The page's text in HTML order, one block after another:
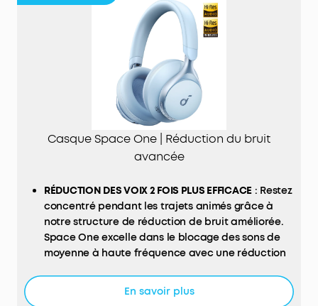
Casque Space One | Réduction du bruit
avancée
RÉDUCTION DES VOIX 2 FOIS PLUS EFFICACE : Restez
concentré pendant les trajets animés grâce à
notre structure de réduction de bruit améliorée.
Space One excelle dans le blocage des sons de
moyenne à haute fréquence avec une réduction
casque soundcore Life Q30.
: la réduction
En savoir plus